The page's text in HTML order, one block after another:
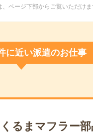
ページ下部からご覧いただけま
に近い派遣のお仕事
るまマフラー